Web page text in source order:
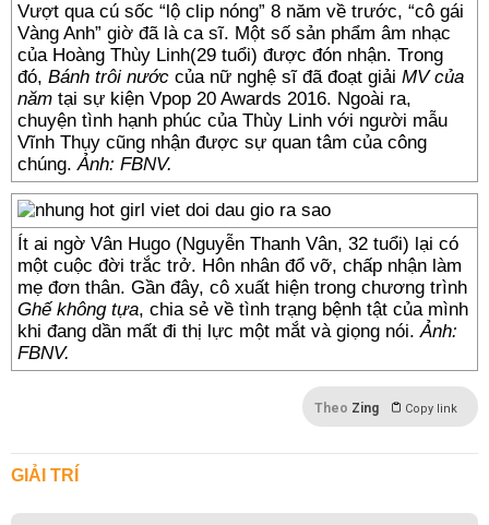
Vượt qua cú sốc “lộ clip nóng” 8 năm về trước, “cô gái
Vàng Anh” giờ đã là ca sĩ. Một số sản phẩm âm nhạc
của Hoàng Thùy Linh(29 tuổi) được đón nhận. Trong
đó, Bánh trôi nước của nữ nghệ sĩ đã đoạt giải MV của
năm tại sự kiện Vpop 20 Awards 2016. Ngoài ra,
chuyện tình hạnh phúc của Thùy Linh với người mẫu
Vĩnh Thụy cũng nhận được sự quan tâm của công
chúng.Ảnh: FBNV.
Ít ai ngờ Vân Hugo (Nguyễn Thanh Vân, 32 tuổi) lại có
một cuộc đời trắc trở. Hôn nhân đổ vỡ, chấp nhận làm
mẹ đơn thân. Gần đây, cô xuất hiện trong chương trình
Ghế không tựa, chia sẻ về tình trạng bệnh tật của mình
khi đang dần mất đi thị lực một mắt và giọng nói.Ảnh:
FBNV.
Theo Zing Copy link
GIẢI TRÍ